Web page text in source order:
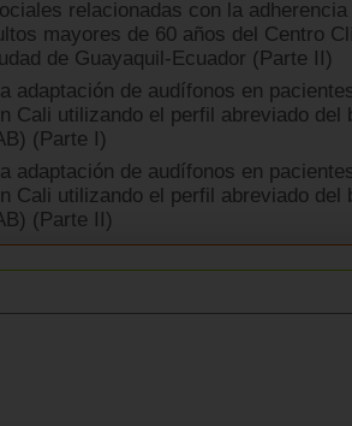
relacionadas con la
mayores de 60 años del Centro
de Guayaquil-Ecuador (Parte II)
adaptación de audífonos en
Cali utilizando el perfil abreviado del
(Parte I)
adaptación de audífonos en
Cali utilizando el perfil abreviado del
(Parte II)